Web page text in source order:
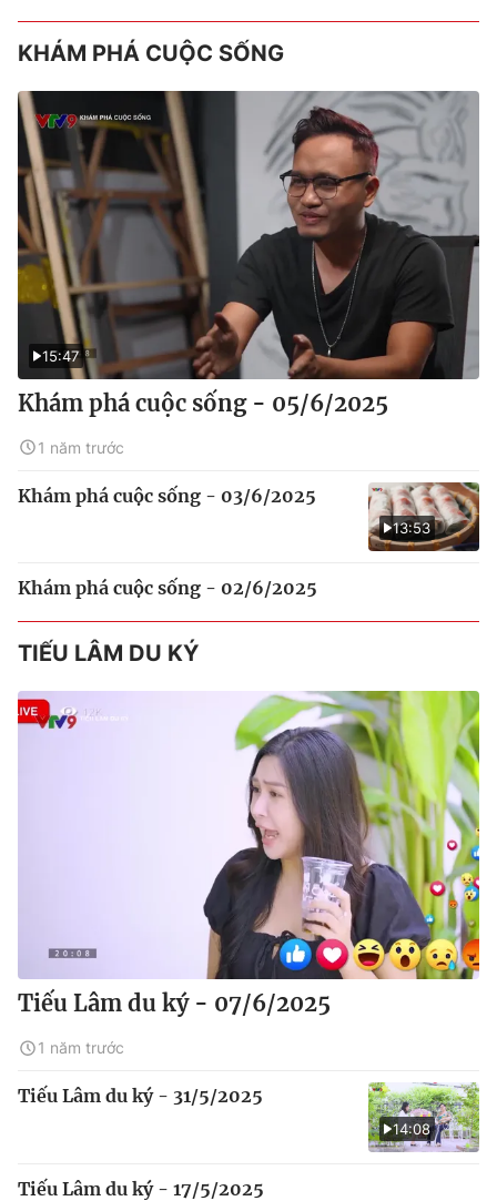
KHÁM PHÁ CUỘC SỐNG
15:47
Khám phá cuộc sống - 05/6/2025
1 năm trước
13:53
Khám phá cuộc sống - 03/6/2025
Khám phá cuộc sống - 02/6/2025
TIẾU LÂM DU KÝ
Tiếu Lâm du ký - 07/6/2025
1 năm trước
14:08
Tiếu Lâm du ký - 31/5/2025
Tiếu Lâm du ký - 17/5/2025